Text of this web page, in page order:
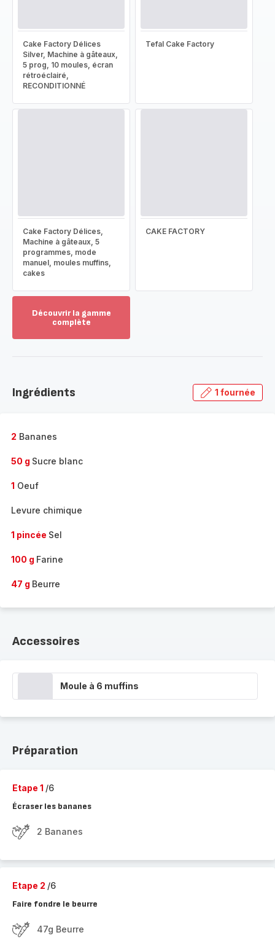
Cake Factory Délices
Silver, Machine à gâteaux,
5 prog, 10 moules, écran
rétroéclairé,
RECONDITIONNÉ
Tefal Cake Factory
Cake Factory Délices,
Machine à gâteaux, 5
programmes, mode
manuel, moules muffins,
cakes
CAKE FACTORY
Découvrir la gamme
complète
gamme
Ingrédients 1 fournée
2 Bananes
50 g Sucre blanc
1 Oeuf
Levure chimique
1 pincée Sel
100 g Farine
47 g Beurre
Accessoires
Moule à 6 muffins
Préparation
Etape 1 /6
Écraser les bananes
2 Bananes
Etape 2 /6
Faire fondre le beurre
47g Beurre